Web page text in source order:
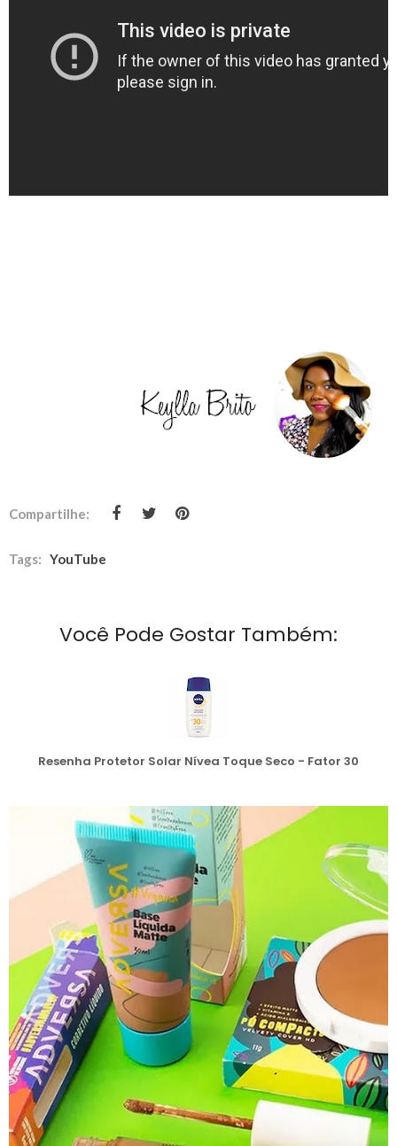
Compartilhe:
Tags: YouTube
Você Pode Gostar Também:
Resenha Protetor Solar Nívea Toque Seco - Fator 30